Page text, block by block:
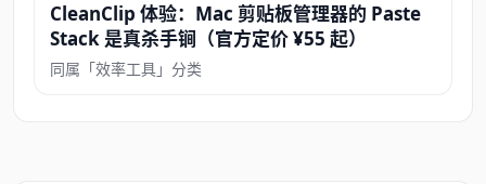
CleanClip 体验：Mac 剪贴板管理器的 Paste
Stack 是真杀手锏（官方定价 ¥55 起）
同属「效率工具」分类